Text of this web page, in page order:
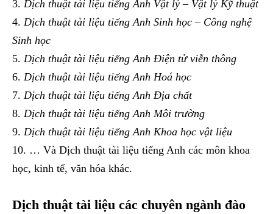
Dịch thuật tài liệu tiếng Anh Vật lý – Vật lý Kỹ thuật
Dịch thuật tài liệu tiếng Anh Sinh học – Công nghệ
Sinh học
Dịch thuật tài liệu tiếng Anh Điện tử viễn thông
Dịch thuật tài liệu tiếng Anh Hoá học
Dịch thuật tài liệu tiếng Anh Địa chất
Dịch thuật tài liệu tiếng Anh Môi trường
Dịch thuật tài liệu tiếng Anh Khoa học vật liệu
… Và Dịch thuật tài liệu tiếng Anh các môn khoa
học, kinh tế, văn hóa khác.
Dịch thuật tài liệu các chuyên ngành đào